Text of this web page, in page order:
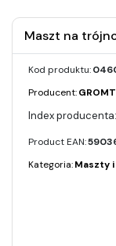
Maszt na
Kod produktu:
Producent:
Product EAN:
Kategoria:Maszty